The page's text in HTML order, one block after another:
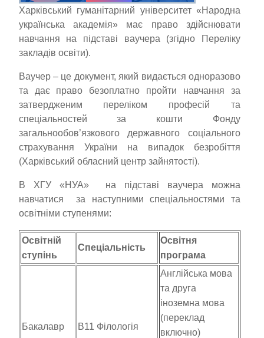
Харківський гуманітарний університет «Народна
українська академія» має право здійснювати
навчання на підставі ваучера (згідно Переліку
закладів освіти).
Ваучер – це документ, який видається одноразово
та дає право безоплатно пройти навчання за
затвердженим переліком професій та
спеціальностей за кошти Фонду
загальнообов’язкового державного соціального
страхування України на випадок безробіття
(Харківський обласний центр зайнятості).
В ХГУ «НУА» на підставі ваучера можна
навчатися за наступними спеціальностями та
освітніми ступенями:
Освітній
ступінь
Спеціальність
Освітня
програма
Бакалавр В11 Філологія
Англійська мова
та друга
іноземна мова
(переклад
включно)